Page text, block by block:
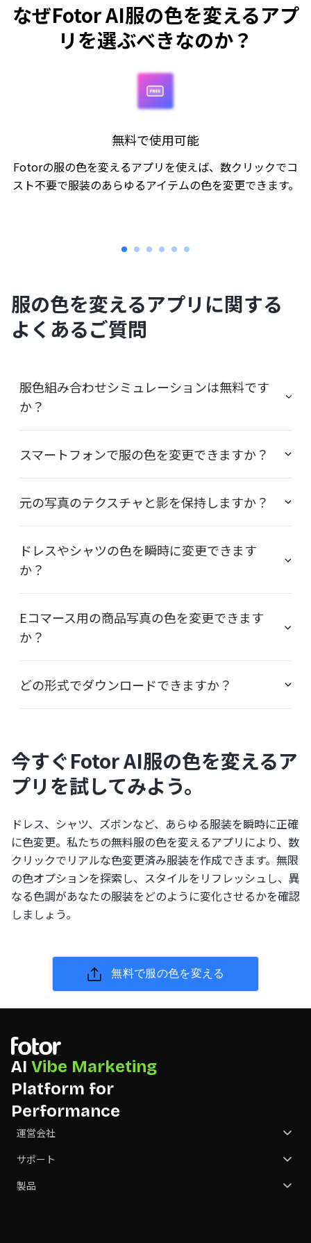
なぜFotor AI服の色を変えるアプ
リを選ぶべきなのか？
無料で使用可能
Fotorの服の色を変えるアプリを使えば、数クリックでコ
スト不要で服装のあらゆるアイテムの色を変更できます。
服の色を変えるアプリに関する
よくあるご質問
服色組み合わせシミュレーションは無料です
か？
スマートフォンで服の色を変更できますか？
元の写真のテクスチャと影を保持しますか？
ドレスやシャツの色を瞬時に変更できます
か？
Eコマース用の商品写真の色を変更できます
か？
どの形式でダウンロードできますか？
今すぐFotor AI服の色を変えるア
プリを試してみよう。
ドレス、シャツ、ズボンなど、あらゆる服装を瞬時に正確
に色変更。私たちの無料服の色を変えるアプリにより、数
クリックでリアルな色変更済み服装を作成できます。無限
の色オプションを探索し、スタイルをリフレッシュし、異
なる色調があなたの服装をどのように変化させるかを確認
しましょう。
無料で服の色を変える
AI Vibe Marketing
Platform for
Performance
運営会社
会社概要
お問合せ
サポート
カスタマーサポート
製品